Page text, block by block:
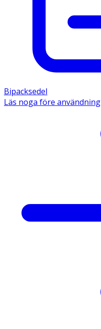
Bipacksedel
Läs noga före användning